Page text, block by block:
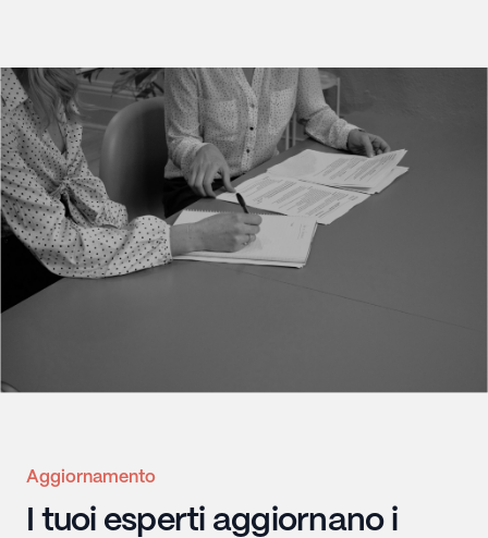
Aggiornamento
I tuoi esperti aggiornano i